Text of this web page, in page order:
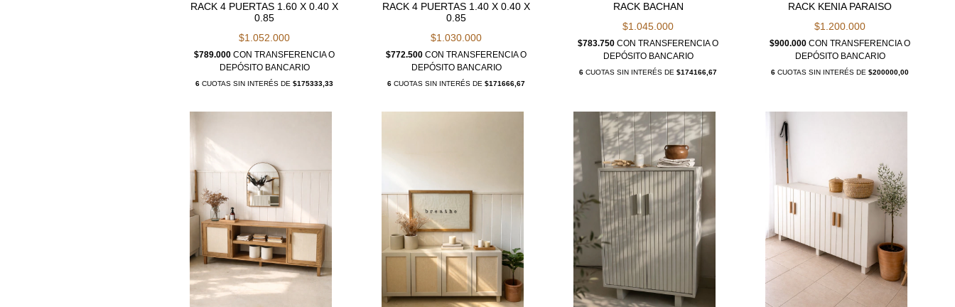
RACK 4 PUERTAS 1.60 X 0.40 X
0.85
$1.052.000
$789.000CON TRANSFERENCIA O
DEPÓSITO BANCARIO
6 CUOTAS SIN INTERÉS DE$175333,33
RACK 4 PUERTAS 1.40 X 0.40 X
0.85
$1.030.000
$772.500CON TRANSFERENCIA O
DEPÓSITO BANCARIO
6 CUOTAS SIN INTERÉS DE$171666,67
RACK BACHAN
$1.045.000
$783.750CON TRANSFERENCIA O
DEPÓSITO BANCARIO
6 CUOTAS SIN INTERÉS DE$174166,67
RACK KENIA PARAISO
$1.200.000
$900.000CON TRANSFERENCIA O
DEPÓSITO BANCARIO
6 CUOTAS SIN INTERÉS DE$200000,00